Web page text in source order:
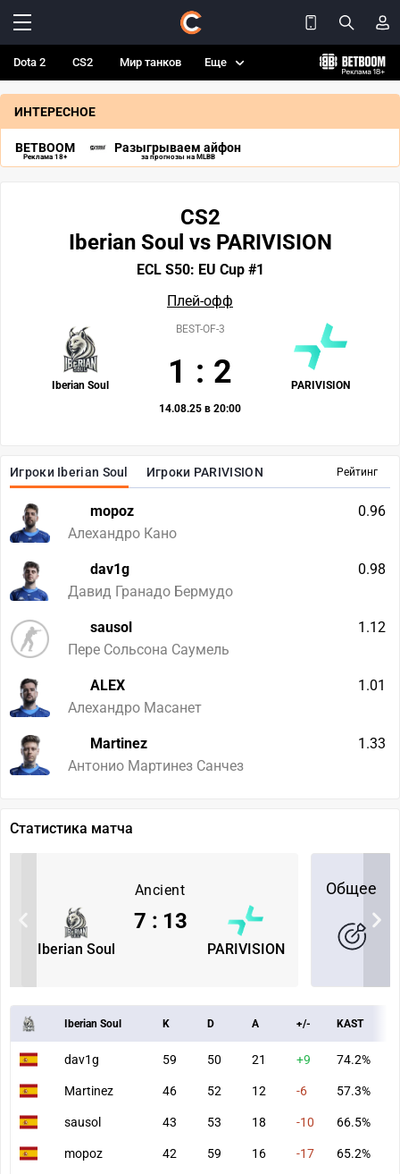
Dota 2 CS2 Мир танков Еще
ИНТЕРЕСНОЕ
BETBOOM
Реклама 18+
Разыгрываем айфон
за прогнозы на MLBB
Рейтинг
Игроки Iberian Soul Игроки PARIVISION
mopoz
Алехандро Кано
0.96
dav1g
Давид Гранадо Бермудо
0.98
sausol
Пере Сольсона Саумель
1.12
ALEX
Алехандро Масанет
1.01
Martinez
Антонио Мартинез Санчез
1.33
CS2
Iberian Soul vs PARIVISION
ECL S50: EU Cup #1
Плей-офф
Iberian Soul PARIVISION
BEST-OF-3
1 : 2
14.08.25 в 20:00
Статистика матча
Ancient
Iberian Soul PARIVISION
7 : 13
Общее
Iberian Soul K D A +/- KAST
dav1g 59 50 21 +9 74.2%
Martinez 46 52 12 -6 57.3%
sausol 43 53 18 -10 66.5%
mopoz 42 59 16 -17 65.2%